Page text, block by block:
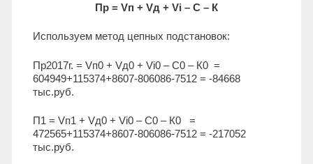
Пр = Vп + Vд + Vi – С – К
Используем метод цепных подстановок:
Пр2017г. = Vп0 + Vд0 + Vi0 – С0 – К0 =
604949+115374+8607-806086-7512 = -84668
тыс.руб.
П1 = Vп1 + Vд0 + Vi0 – С0 – К0 =
472565+115374+8607-806086-7512 = -217052
тыс.руб.